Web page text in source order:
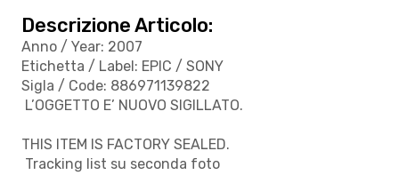
Descrizione Articolo:
Anno / Year: 2007
Etichetta / Label: EPIC / SONY
Sigla / Code: 886971139822
L’OGGETTO E’ NUOVO SIGILLATO.
THIS ITEM IS FACTORY SEALED.
Tracking list su seconda foto